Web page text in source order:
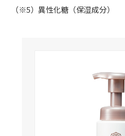
（※5）異性化糖（保湿成分）